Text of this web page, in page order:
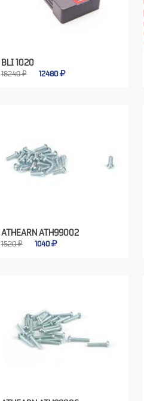
BLI 1020
18240 ₽ 12480
ATHEARN ATH99002
1520 ₽ 1040